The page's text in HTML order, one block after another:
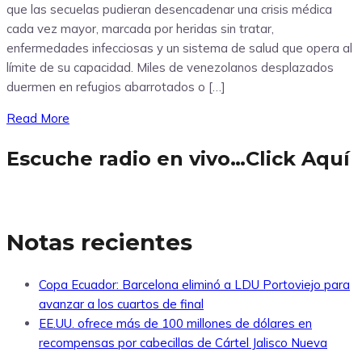
que las secuelas pudieran desencadenar una crisis médica
cada vez mayor, marcada por heridas sin tratar,
enfermedades infecciosas y un sistema de salud que opera al
límite de su capacidad. Miles de venezolanos desplazados
duermen en refugios abarrotados o […]
Read More
Escuche radio en vivo…Click Aquí
Notas recientes
Copa Ecuador: Barcelona eliminó a LDU Portoviejo para
avanzar a los cuartos de final
EE.UU. ofrece más de 100 millones de dólares en
recompensas por cabecillas de Cártel Jalisco Nueva